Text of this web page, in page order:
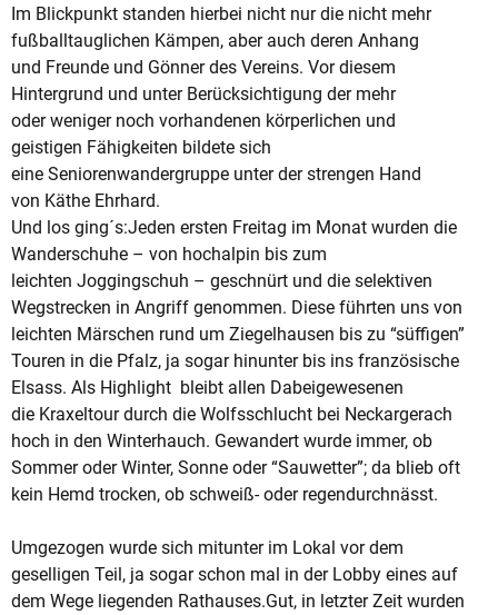
Im Blickpunkt standen hierbei nicht nur die nicht mehr
fußballtauglichen Kämpen, aber auch deren Anhang
und Freunde und Gönner des Vereins. Vor diesem
Hintergrund und unter Berücksichtigung der mehr
oder weniger noch vorhandenen körperlichen und
geistigen Fähigkeiten bildete sich
eine Seniorenwandergruppe unter der strengen Hand
von Käthe Ehrhard.
Und los ging´s:Jeden ersten Freitag im Monat wurden die
Wanderschuhe – von hochalpin bis zum
leichten Joggingschuh – geschnürt und die selektiven
Wegstrecken in Angriff genommen. Diese führten uns von
leichten Märschen rund um Ziegelhausen bis zu “süffigen”
Touren in die Pfalz, ja sogar hinunter bis ins französische
Elsass. Als Highlight bleibt allen Dabeigewesenen
die Kraxeltour durch die Wolfsschlucht bei Neckargerach
hoch in den Winterhauch. Gewandert wurde immer, ob
Sommer oder Winter, Sonne oder “Sauwetter”; da blieb oft
kein Hemd trocken, ob schweiß- oder regendurchnässt.
Umgezogen wurde sich mitunter im Lokal vor dem
geselligen Teil, ja sogar schon mal in der Lobby eines auf
dem Wege liegenden Rathauses.Gut, in letzter Zeit wurden